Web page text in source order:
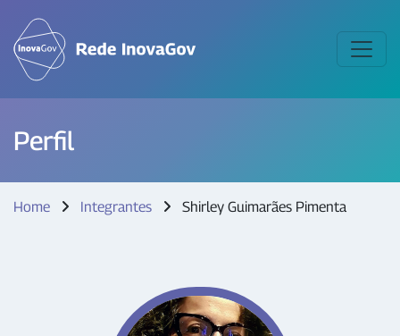
Perfil
Home Integrantes Shirley Guimarães Pimenta